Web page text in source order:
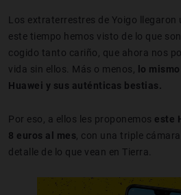
Los extraterrestres de Yoigo llegaron
este tiempo hemos visto de lo que
cogido tanto cariño, que ahora nos
vida sin ellos. Más o menos,
lo
Huawei y sus auténticas bestias.
Por eso, a ellos les proponemos este
8 euros al mes, con una triple
detalle de lo que vean en Tierra.